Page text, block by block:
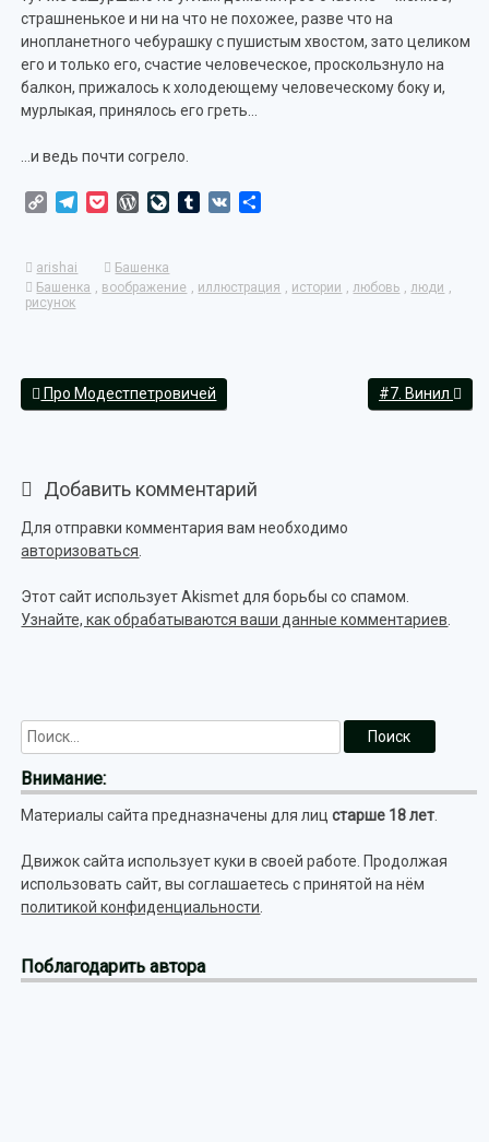
страшненькое и ни на что не похожее, разве что на
инопланетного чебурашку с пушистым хвостом, зато целиком
его и только его, счастие человеческое, проскользнуло на
балкон, прижалось к холодеющему человеческому боку и,
мурлыкая, принялось его греть…
…и ведь почти согрело.
Copy TelegramPocketWordPress
LiveJournal
Tumblr
VK
arishai
Башенка
Башенка , воображение , иллюстрация , истории ,любовь ,люди ,
рисунок
Про Модестпетровичей #7. Винил
Добавить комментарий
Для отправки комментария вам необходимо
авторизоваться
Этот сайт использует Akismet для борьбы со спамом.
Узнайте, как обрабатываются ваши данные комментариев
Внимание:
Материалы сайта предназначены для лицстарше 18 лет
Движок сайта использует куки в своей работе. Продолжая
использовать сайт, вы соглашаетесь с принятой на нём
политикой конфиденциальности
Поблагодарить автора